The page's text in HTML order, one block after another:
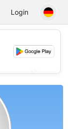
Login